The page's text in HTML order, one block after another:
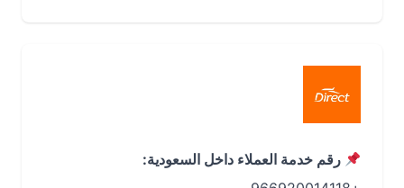
رقم خدمة العملاء داخل السعودية: